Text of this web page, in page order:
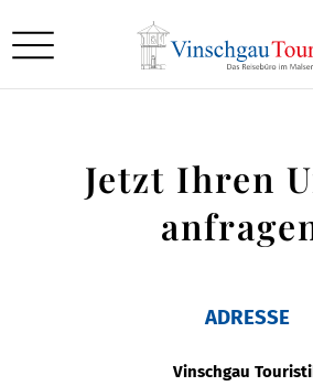
Jetzt Ihren
ADRESSE
Vinschgau